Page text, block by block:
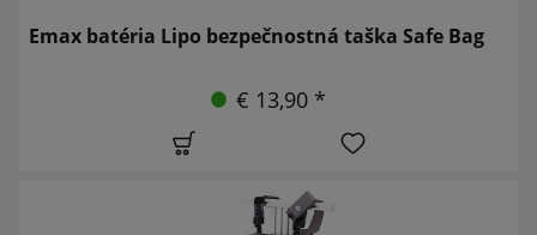
Emax batéria Lipo bezpečnostná taška Safe Bag
€ 13,90 *